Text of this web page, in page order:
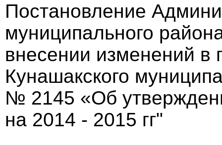
Постановление
муниципального
внесении изменений в
Кунашакского
№ 2145 «Об
на 2014 - 2015 гг"